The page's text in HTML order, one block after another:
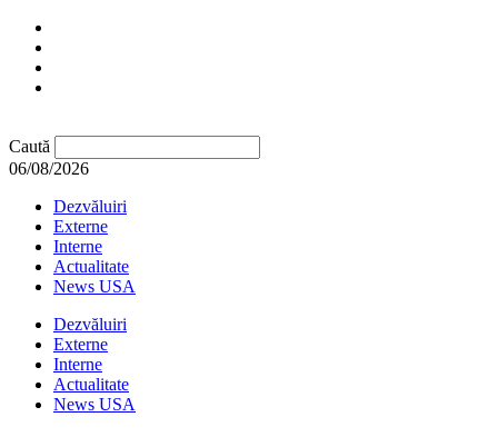
Caută
06/08/2026
Dezvăluiri
Externe
Interne
Actualitate
News USA
Dezvăluiri
Externe
Interne
Actualitate
News USA